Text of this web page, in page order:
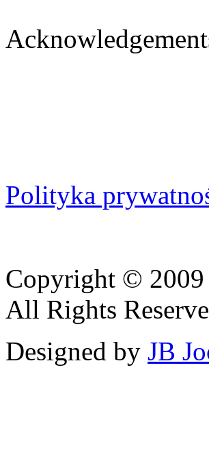
Polityka
Copyright ©
All Rights
Designed by JB